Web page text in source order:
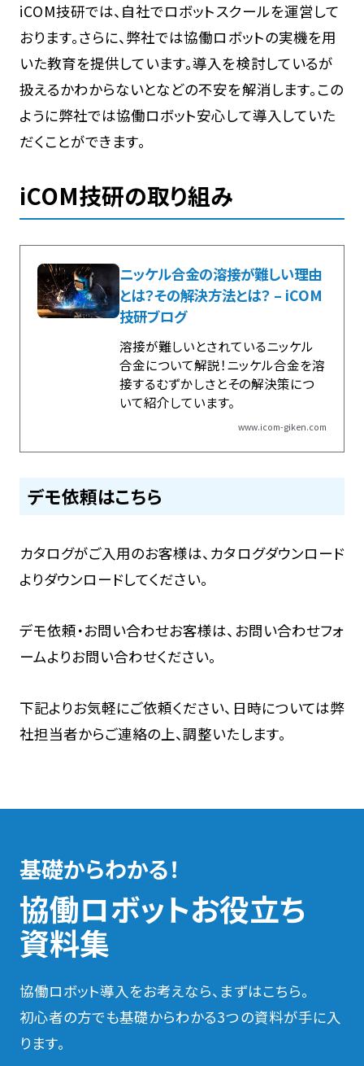
iCOM技研では、自社でロボットスクールを運営して
おります。さらに、弊社では協働ロボットの実機を用
いた教育を提供しています。導入を検討しているが
扱えるかわからないとなどの不安を解消します。この
ように弊社では協働ロボット安心して導入していた
だくことができます。
iCOM技研の取り組み
ニッケル合金の溶接が難しい理由
とは？その解決方法とは？ – iCOM
技研ブログ
溶接が難しいとされているニッケル
合金について解説！ニッケル合金を溶
接するむずかしさとその解決策につ
いて紹介しています。
www.icom-giken.com
デモ依頼はこちら
カタログがご入用のお客様は、カタログダウンロード
よりダウンロードしてください。
デモ依頼・お問い合わせお客様は、お問い合わせフォ
ームよりお問い合わせください。
下記よりお気軽にご依頼ください、日時については弊
社担当者からご連絡の上、調整いたします。
基礎からわかる！
協働ロボットお役立ち
資料集
協働ロボット導入をお考えなら、まずはこちら。
初心者の方でも基礎からわかる3つの資料が手に入
ります。